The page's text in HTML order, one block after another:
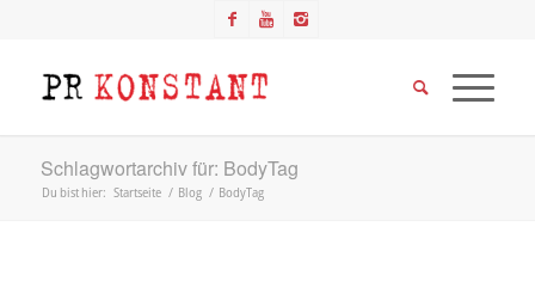
Schlagwortarchiv für: BodyTag
Du bist hier: Startseite / Blog / BodyTag